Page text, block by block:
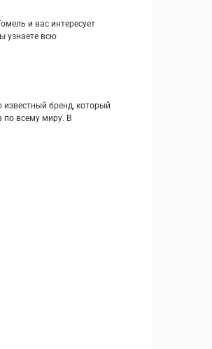
и вас интересует
узнаете всю
бренд, который
по всему миру. В